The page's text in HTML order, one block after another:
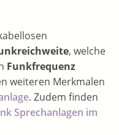
, welche
Funkfrequenz
weiteren Merkmalen
. Zudem finden
Sprechanlagen im